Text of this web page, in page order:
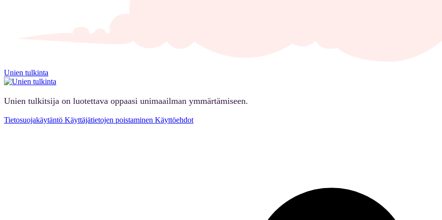
Unien tulkinta
Unien tulkitsija on luotettava oppaasi unimaailman ymmärtämiseen.
Tietosuojakäytäntö Käyttäjätietojen poistaminen Käyttöehdot